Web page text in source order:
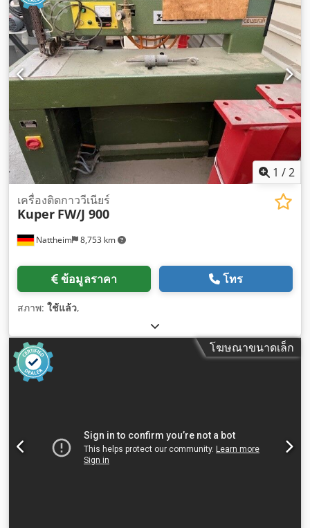
1 /2
Nattheim 8,753 km
เครื่องติดกาววีเนียร์
Kuper FW/J 900
ข้อมูลราคา โทร
สภาพ: ใช้แล้ว,
โฆษณาขนาดเล็ก